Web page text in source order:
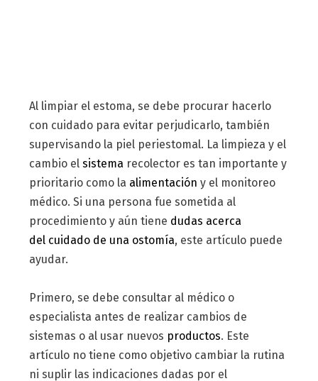
Al limpiar el estoma, se debe procurar hacerlo
con cuidado para evitar perjudicarlo, también
supervisando la piel periestomal. La limpieza y el
cambio el sistema recolector es tan importante y
prioritario como la alimentación y el monitoreo
médico. Si una persona fue sometida al
procedimiento y aún tiene dudas acerca
del cuidado de una ostomía, este artículo puede
ayudar.
Primero, se debe consultar al médico o
especialista antes de realizar cambios de
sistemas o al usar nuevos productos. Este
artículo no tiene como objetivo cambiar la rutina
ni suplir las indicaciones dadas por el